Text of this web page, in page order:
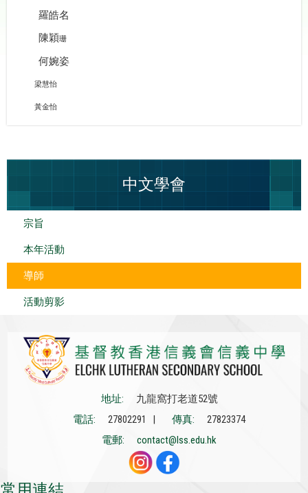
羅皓名
陳穎珊
何婉姿
梁慧怡
黃金怡
中文學會
宗旨
本年活動
導師
活動剪影
地址:
九龍窩打老道52號
電話:
27802291 | 傳真:
27823374
電郵:
contact@lss.edu.hk